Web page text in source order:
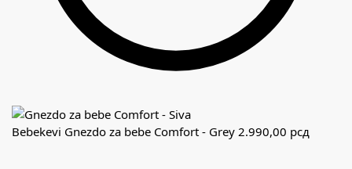
Bebekevi Gnezdo za bebe Comfort - Grey 2.990,00 рсд